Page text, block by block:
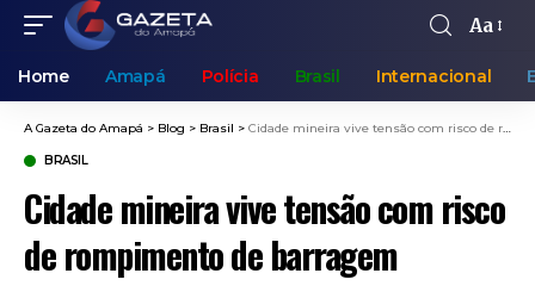
Aa
Home Amapá Polícia Brasil Internacional
A Gazeta do Amapá > Blog > Brasil > Cidade mineira vive tensão com risco de rompimento de barragem
BRASIL
Cidade mineira vive tensão com risco
de rompimento de barragem